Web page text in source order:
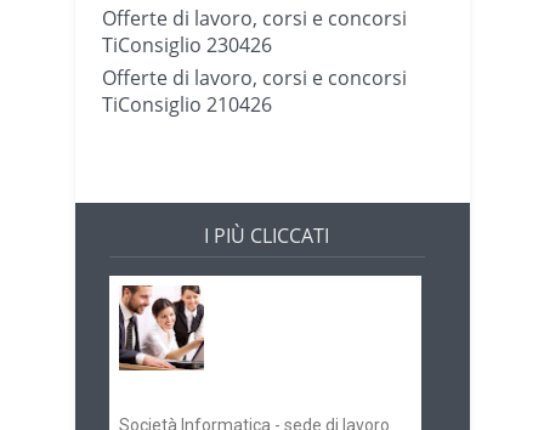
Offerte di lavoro, corsi e concorsi
TiConsiglio 230426
Offerte di lavoro, corsi e concorsi
TiConsiglio 210426
I PIÙ CLICCATI
Società Informatica - sede di lavoro